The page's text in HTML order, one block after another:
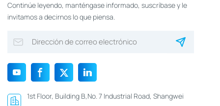
Continúe leyendo, manténgase informado, suscríbase y le
invitamos a decirnos lo que piensa.
1st Floor, Building B,No. 7 Industrial Road, Shangwei